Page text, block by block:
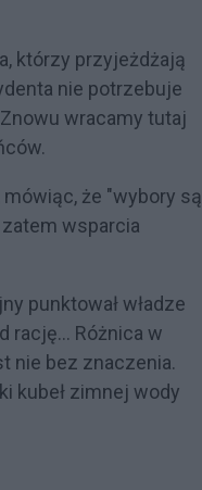
którzy przyjeżdżają
nie potrzebuje
wracamy tutaj
że "wybory są
wsparcia
punktował władze
rację... Różnica w
nie bez znaczenia.
kubeł zimnej wody